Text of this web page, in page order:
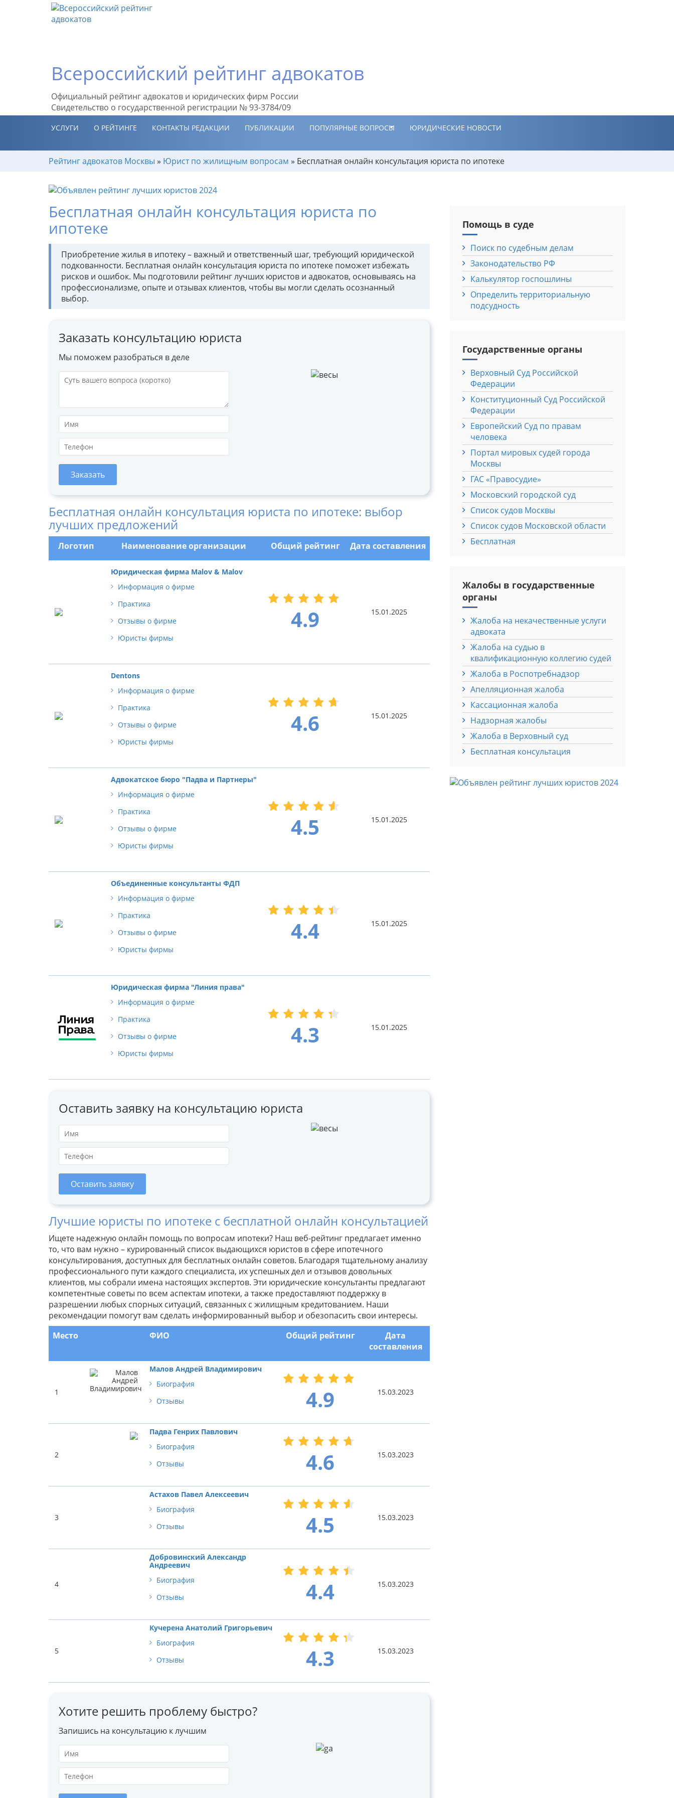
Всероссийский рейтинг адвокатов
Официальный рейтинг адвокатов и юридических фирм России
Свидетельство о государственной регистрации № 93-3784/09
УСЛУГИ О РЕЙТИНГЕ КОНТАКТЫ РЕДАКЦИИ ПУБЛИКАЦИИ ПОПУЛЯРНЫЕ ВОПРОСЫ ЮРИДИЧЕСКИЕ НОВОСТИ
Рейтинг адвокатов Москвы » Юрист по жилищным вопросам » Бесплатная онлайн консультация юриста по ипотеке
Бесплатная онлайн консультация юриста по
ипотеке
Приобретение жилья в ипотеку – важный и ответственный шаг, требующий юридической
подкованности. Бесплатная онлайн консультация юриста по ипотеке поможет избежать
рисков и ошибок. Мы подготовили рейтинг лучших юристов и адвокатов, основываясь на
профессионализме, опыте и отзывах клиентов, чтобы вы могли сделать осознанный
выбор.
Заказать консультацию юриста
Мы поможем разобраться в деле
Заказать
Бесплатная онлайн консультация юриста по ипотеке: выбор
лучших предложений
Логотип Наименование организации Общий рейтинг Дата составления
Юридическая фирма Malov & Malov
Информация о фирме
Практика
Отзывы о фирме
Юристы фирмы
4.9 15.01.2025
Dentons
Информация о фирме
Практика
Отзывы о фирме
Юристы фирмы
4.6 15.01.2025
Адвокатское бюро "Падва и Партнеры"
Информация о фирме
Практика
Отзывы о фирме
Юристы фирмы
4.5 15.01.2025
Объединенные консультанты ФДП
Информация о фирме
Практика
Отзывы о фирме
Юристы фирмы
4.4 15.01.2025
Юридическая фирма "Линия права"
Информация о фирме
Практика
Отзывы о фирме
Юристы фирмы
4.3 15.01.2025
Оставить заявку на консультацию юриста
Оставить заявку
Лучшие юристы по ипотеке с бесплатной онлайн консультацией
Ищете надежную онлайн помощь по вопросам ипотеки? Наш веб-рейтинг предлагает именно
то, что вам нужно – курированный список выдающихся юристов в сфере ипотечного
консультирования, доступных для бесплатных онлайн советов. Благодаря тщательному анализу
профессионального пути каждого специалиста, их успешных дел и отзывов довольных
клиентов, мы собрали имена настоящих экспертов. Эти юридические консультанты предлагают
компетентные советы по всем аспектам ипотеки, а также предоставляют поддержку в
разрешении любых спорных ситуаций, связанных с жилищным кредитованием. Наши
рекомендации помогут вам сделать информированный выбор и обезопасить свои интересы.
Место
ФИО Общий рейтинг
Дата
составления
1
Малов Андрей Владимирович
Биография
Отзывы
4.9 15.03.2023
2
Падва Генрих Павлович
Биография
Отзывы
4.6 15.03.2023
3
Астахов Павел Алексеевич
Биография
Отзывы
4.5 15.03.2023
4
Добровинский Александр
Андреевич
Биография
Отзывы
4.4 15.03.2023
5
Кучерена Анатолий Григорьевич
Биография
Отзывы
4.3 15.03.2023
Хотите решить проблему быстро?
Запишись на консультацию к лучшим
Помощь в суде
Поиск по судебным делам
Законодательство РФ
Калькулятор госпошлины
Определить территориальную
подсудность
Государственные органы
Верховный Cуд Российской
Федерации
Конституционный Cуд Российской
Федерации
Европейский Cуд по правам
человека
Портал мировых судей города
Москвы
ГАС «Правосудие»
Московский городской суд
Список судов Москвы
Список судов Московской области
Бесплатная
Жалобы в государственные
органы
Жалоба на некачественные услуги
адвоката
Жалоба на судью в
квалификационную коллегию судей
Жалоба в Роспотребнадзор
Апелляционная жалоба
Кассационная жалоба
Надзорная жалобы
Жалоба в Верховный суд
Бесплатная консультация